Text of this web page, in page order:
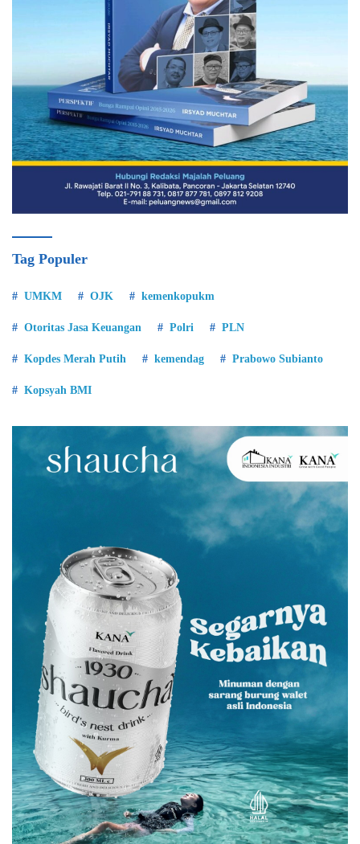
Tag Populer
UMKM OJK kemenkopukm
Otoritas Jasa Keuangan Polri PLN
Kopdes Merah Putih kemendag Prabowo Subianto
Kopsyah BMI